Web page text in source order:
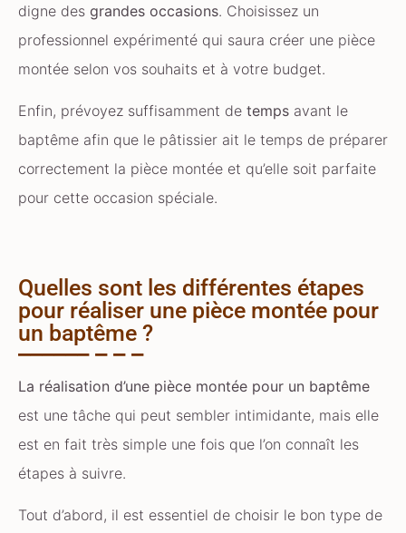
digne des grandes occasions. Choisissez un
professionnel expérimenté qui saura créer une pièce
montée selon vos souhaits et à votre budget.
Enfin, prévoyez suffisamment de temps avant le
baptême afin que le pâtissier ait le temps de préparer
correctement la pièce montée et qu’elle soit parfaite
pour cette occasion spéciale.
Quelles sont les différentes étapes
pour réaliser une pièce montée pour
un baptême ?
La réalisation d’une pièce montée pour un baptême
est une tâche qui peut sembler intimidante, mais elle
est en fait très simple une fois que l’on connaît les
étapes à suivre.
Tout d’abord, il est essentiel de choisir le bon type de